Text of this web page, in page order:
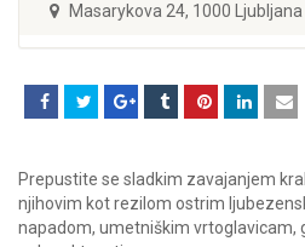
Masarykova 24, 1000 Ljubljana
Prepustite se sladkim zavajanjem
njihovim kot rezilom ostrim
napadom, umetniškim vrtoglavicam,